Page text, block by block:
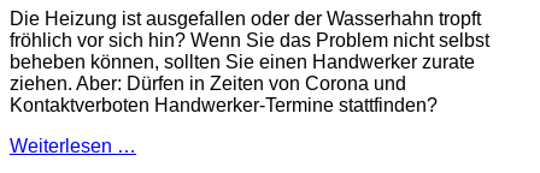
Die Heizung ist ausgefallen oder der Wasserhahn tropft
fröhlich vor sich hin? Wenn Sie das Problem nicht selbst
beheben können, sollten Sie einen Handwerker zurate
ziehen. Aber: Dürfen in Zeiten von Corona und
Kontaktverboten Handwerker-Termine stattfinden?
Weiterlesen …